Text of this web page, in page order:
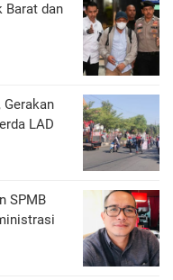
Barat dan
LAD
SPMB